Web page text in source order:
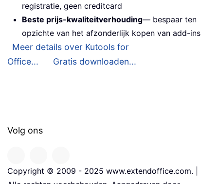
registratie, geen creditcard
Beste prijs-kwaliteitverhouding— bespaar ten
opzichte van het afzonderlijk kopen van add-ins
Meer details over Kutools for
Office...
Gratis downloaden...
Volg ons
Copyright © 2009 - 2025 www.extendoffice.com. |